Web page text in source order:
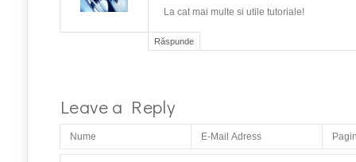
Răspunde
La cat mai multe si utile tutoriale!
Leave a Reply